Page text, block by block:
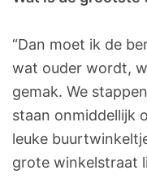
“Dan moet ik de
wat ouder wordt,
gemak. We
staan onmiddellijk
leuke
grote winkelstraat